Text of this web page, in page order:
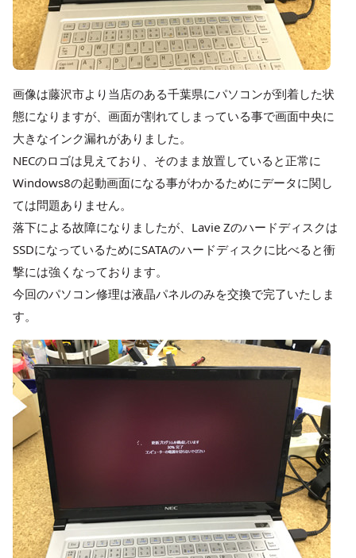
画像は藤沢市より当店のある千葉県にパソコンが到着した状
態になりますが、画面が割れてしまっている事で画面中央に
大きなインク漏れがありました。
NECのロゴは見えており、そのまま放置していると正常に
Windows8の起動画面になる事がわかるためにデータに関し
ては問題ありません。
落下による故障になりましたが、Lavie Zのハードディスクは
SSDになっているためにSATAのハードディスクに比べると衝
撃には強くなっております。
今回のパソコン修理は液晶パネルのみを交換で完了いたしま
す。